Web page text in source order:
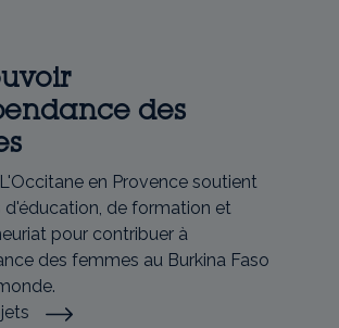
des
en Provence soutient
d'éducation, de formation et
pour contribuer à
des femmes au Burkina Faso